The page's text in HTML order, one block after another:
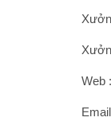
Web